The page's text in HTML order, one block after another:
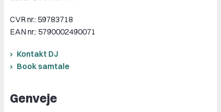
CVR nr.: 59783718
EAN nr.: 5790002490071
Kontakt DJ
Book samtale
Genveje